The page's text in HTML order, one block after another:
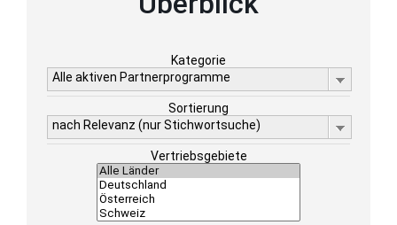
Kategorie
Alle aktiven Partnerprogramme
Sortierung
nach Relevanz (nur Stichwortsuche)
Vertriebsgebiete